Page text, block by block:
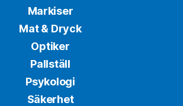
Markiser
Mat & Dryck
Optiker
Pallställ
Psykologi
Säkerhet